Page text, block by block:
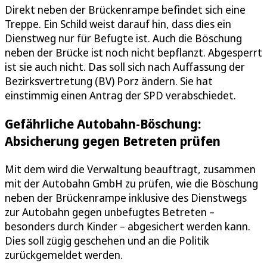
Direkt neben der Brückenrampe befindet sich eine
Treppe. Ein Schild weist darauf hin, dass dies ein
Dienstweg nur für Befugte ist. Auch die Böschung
neben der Brücke ist noch nicht bepflanzt. Abgesperrt
ist sie auch nicht. Das soll sich nach Auffassung der
Bezirksvertretung (BV) Porz ändern. Sie hat
einstimmig einen Antrag der SPD verabschiedet.
Gefährliche Autobahn-Böschung:
Absicherung gegen Betreten prüfen
Mit dem wird die Verwaltung beauftragt, zusammen
mit der Autobahn GmbH zu prüfen, wie die Böschung
neben der Brückenrampe inklusive des Dienstwegs
zur Autobahn gegen unbefugtes Betreten –
besonders durch Kinder – abgesichert werden kann.
Dies soll zügig geschehen und an die Politik
zurückgemeldet werden.